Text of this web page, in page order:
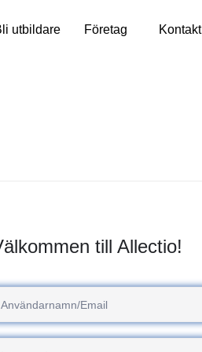
utbildare Företag Kontakt
till Allectio!